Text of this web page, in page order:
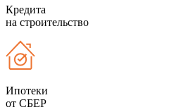
Кредита
на строительство
Ипотеки
от СБЕР